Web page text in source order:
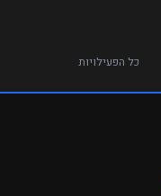
כל הפעילויות